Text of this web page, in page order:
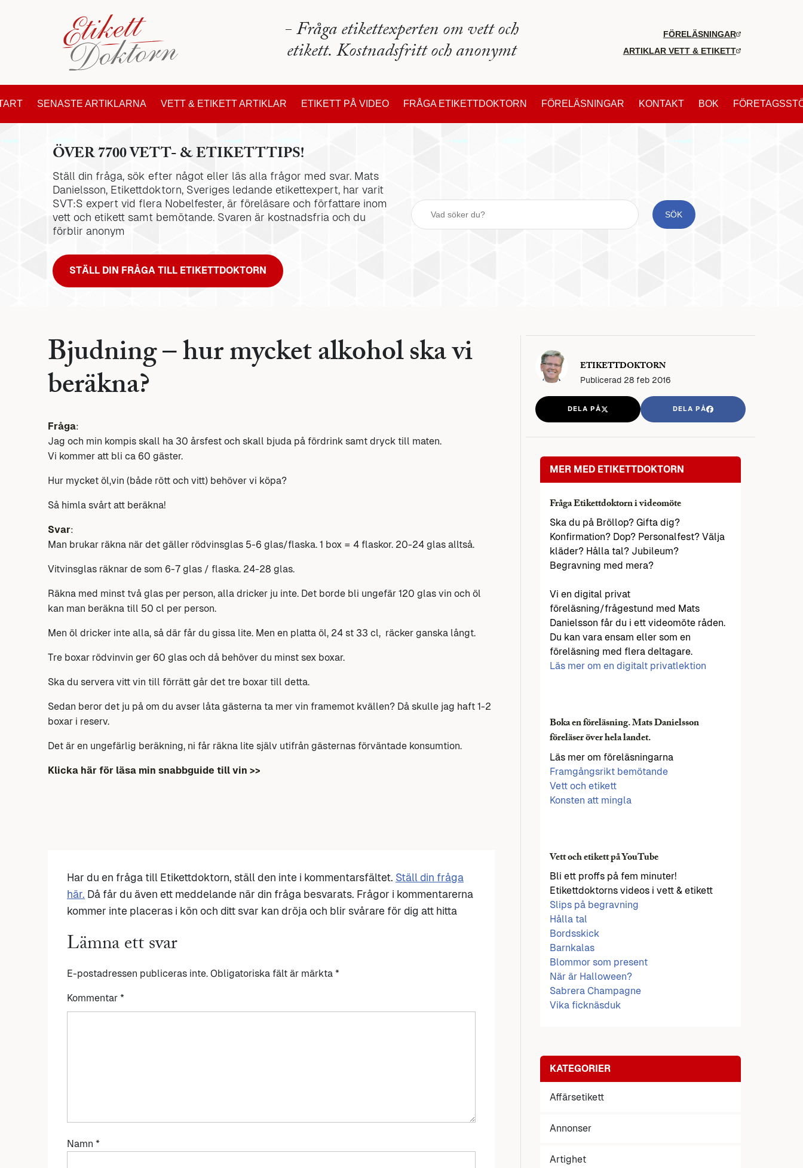
- Fråga etikettexperten om vett och
etikett. Kostnadsfritt och anonymt
FÖRELÄSNINGAR
ARTIKLAR VETT & ETIKETT
SENASTE ARTIKLARNA VETT & ETIKETT ARTIKLAR ETIKETT PÅ VIDEO FRÅGA ETIKETTDOKTORN FÖRELÄSNINGAR KONTAKT BOK
ÖVER 7700 VETT- & ETIKETTTIPS!
Ställ din fråga, sök efter något eller läs alla frågor med svar. Mats
Danielsson, Etikettdoktorn, Sveriges ledande etikettexpert, har varit
SVT:S expert vid flera Nobelfester, är föreläsare och författare inom
vett och etikett samt bemötande. Svaren är kostnadsfria och du
förblir anonym
STÄLL DIN FRÅGA TILL ETIKETTDOKTORN
Bjudning – hur mycket alkohol ska vi
beräkna?
Fråga:
Jag och min kompis skall ha 30 årsfest och skall bjuda på fördrink samt dryck till maten.
Vi kommer att bli ca 60 gäster.
Hur mycket öl,vin (både rött och vitt) behöver vi köpa?
Så himla svårt att beräkna!
Svar:
Man brukar räkna när det gäller rödvinsglas 5-6 glas/flaska. 1 box = 4 flaskor. 20-24 glas alltså.
Vitvinsglas räknar de som 6-7 glas / flaska. 24-28 glas.
Räkna med minst två glas per person, alla dricker ju inte. Det borde bli ungefär 120 glas vin och öl
kan man beräkna till 50 cl per person.
Men öl dricker inte alla, så där får du gissa lite. Men en platta öl, 24 st 33 cl, räcker ganska långt.
Tre boxar rödvinvin ger 60 glas och då behöver du minst sex boxar.
Ska du servera vitt vin till förrätt går det tre boxar till detta.
Sedan beror det ju på om du avser låta gästerna ta mer vin framemot kvällen? Då skulle jag haft 1-2
boxar i reserv.
Det är en ungefärlig beräkning, ni får räkna lite själv utifrån gästernas förväntade konsumtion.
Klicka här för läsa min snabbguide till vin >>
Har du en fråga till Etikettdoktorn, ställ den inte i kommentarsfältet. Ställ din fråga
här. Då får du även ett meddelande när din fråga besvarats. Frågor i kommentarerna
kommer inte placeras i kön och ditt svar kan dröja och blir svårare för dig att hitta
Lämna ett svar
E-postadressen publiceras inte. Obligatoriska fält är märkta *
Kommentar *
Namn *
ETIKETTDOKTORN
Publicerad 28 feb 2016
DELA PÅ DELA PÅ
MER MED ETIKETTDOKTORN
Fråga Etikettdoktorn i videomöte
Ska du på Bröllop? Gifta dig?
Konfirmation? Dop? Personalfest? Välja
kläder? Hålla tal? Jubileum?
Begravning med mera?
Vi en digital privat
föreläsning/frågestund med Mats
Danielsson får du i ett videomöte råden.
Du kan vara ensam eller som en
föreläsning med flera deltagare.
Läs mer om en digitalt privatlektion
Boka en föreläsning. Mats Danielsson
föreläser över hela landet.
Läs mer om föreläsningarna
Framgångsrikt bemötande
Vett och etikett
Konsten att mingla
Vett och etikett på YouTube
Bli ett proffs på fem minuter!
Etikettdoktorns videos i vett & etikett
Slips på begravning
Hålla tal
Bordsskick
Barnkalas
Blommor som present
När är Halloween?
Sabrera Champagne
Vika ficknäsduk
KATEGORIER
Affärsetikett
Annonser
Artighet